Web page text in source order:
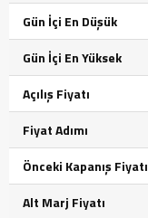
Gün İçi En Düşük
Gün İçi En Yüksek
Açılış Fiyatı
Fiyat Adımı
Önceki Kapanış Fiyatı
Alt Marj Fiyatı